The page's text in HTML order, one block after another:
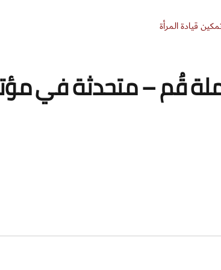
قُم – متحدثة في